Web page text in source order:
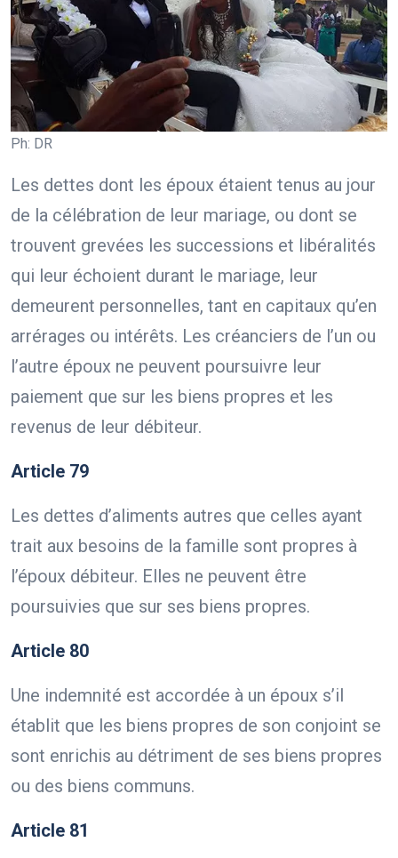
Ph: DR
Les dettes dont les époux étaient tenus au jour
de la célébration de leur mariage, ou dont se
trouvent grevées les successions et libéralités
qui leur échoient durant le mariage, leur
demeurent personnelles, tant en capitaux qu’en
arrérages ou intérêts. Les créanciers de l’un ou
l’autre époux ne peuvent poursuivre leur
paiement que sur les biens propres et les
revenus de leur débiteur.
Article 79
Les dettes d’aliments autres que celles ayant
trait aux besoins de la famille sont propres à
l’époux débiteur. Elles ne peuvent être
poursuivies que sur ses biens propres.
Article 80
Une indemnité est accordée à un époux s’il
établit que les biens propres de son conjoint se
sont enrichis au détriment de ses biens propres
ou des biens communs.
Article 81